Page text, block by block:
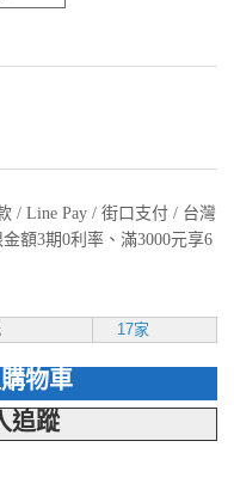
/ Line Pay / 街口支付 / 台灣
額3期0利率、滿3000元享6
17家
物車
追蹤